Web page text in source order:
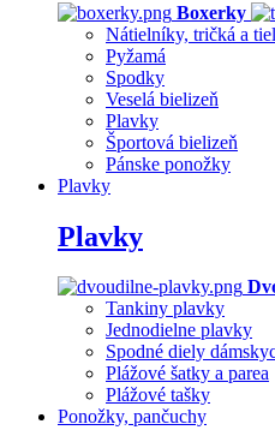
Boxerky
Nátielníky, tričká a
Pyžamá
Spodky
Veselá bielizeň
Plavky
Športová bielizeň
Pánske ponožky
Plavky
Plavky
Tankiny plavky
Jednodielne plavky
Spodné diely
Plážové šatky a parea
Plážové tašky
Ponožky, pančuchy